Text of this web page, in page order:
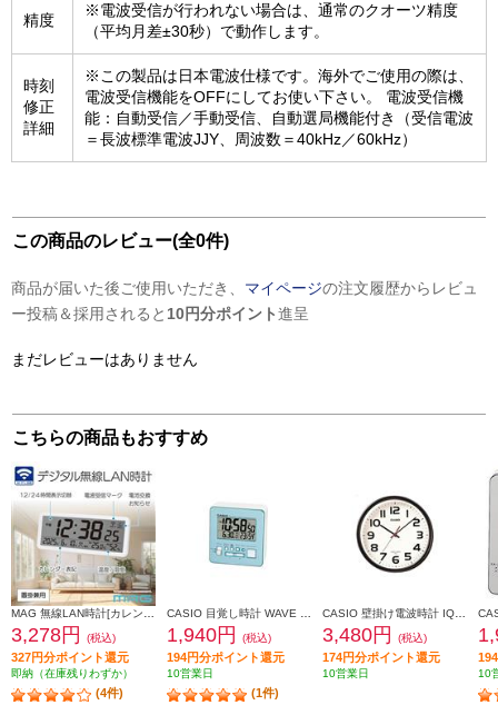
精度
※電波受信が行われない場合は、通常のクオーツ精度
（平均月差±30秒）で動作します。
時刻
修正
詳細
※この製品は日本電波仕様です。海外でご使用の際は、
電波受信機能をOFFにしてお使い下さい。 電波受信機
能：自動受信／手動受信、自動選局機能付き（受信電波
＝長波標準電波JJY、周波数＝40kHz／60kHz）
この商品のレビュー(全0件)
商品が届いた後ご使用いただき、 マイページの注文履歴からレビュ
ー投稿＆採用されると 10円分ポイント進呈
まだレビューはありません
こちらの商品もおすすめ
3,278円 (税込)
327円分ポイント還元
即納（在庫残りわずか）
(4件)
1,940円 (税込)
194円分ポイント還元
10営業日
(1件)
3,480円 (税込)
174円分ポイント還元
10営業日 10